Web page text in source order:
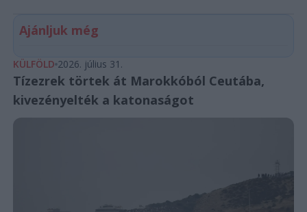
Ajánljuk még
KÜLFÖLD 2026. július 31.
Tízezrek törtek át Marokkóból Ceutába,
kivezényelték a katonaságot